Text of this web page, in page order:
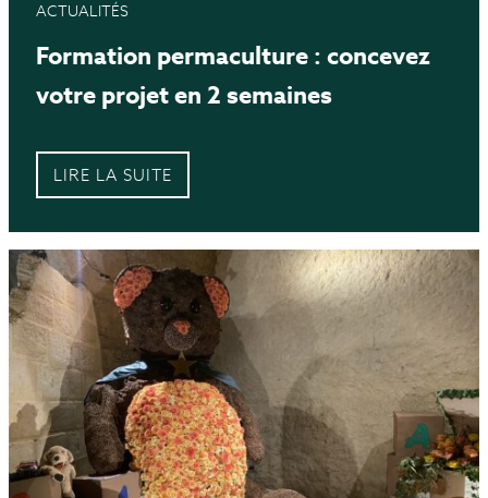
ACTUALITÉS
Formation permaculture : concevez
votre projet en 2 semaines
LIRE LA SUITE